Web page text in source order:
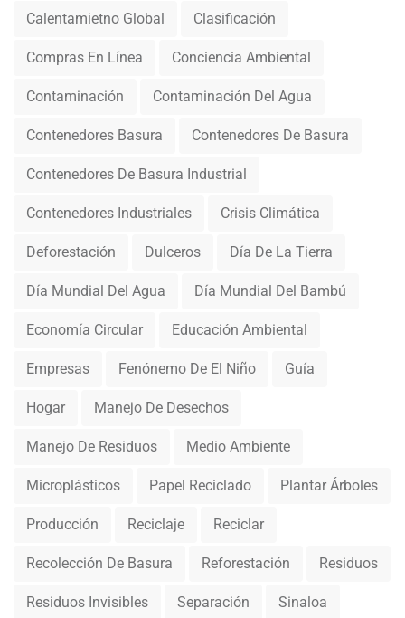
Calentamietno Global Clasificación
Compras En Línea Conciencia Ambiental
Contaminación Contaminación Del Agua
Contenedores Basura Contenedores De Basura
Contenedores De Basura Industrial
Contenedores Industriales Crisis Climática
Deforestación Dulceros Día De La Tierra
Día Mundial Del Agua Día Mundial Del Bambú
Economía Circular Educación Ambiental
Empresas Fenónemo De El Niño Guía
Hogar Manejo De Desechos
Manejo De Residuos Medio Ambiente
Microplásticos Papel Reciclado Plantar Árboles
Producción Reciclaje Reciclar
Recolección De Basura Reforestación Residuos
Residuos Invisibles Separación Sinaloa